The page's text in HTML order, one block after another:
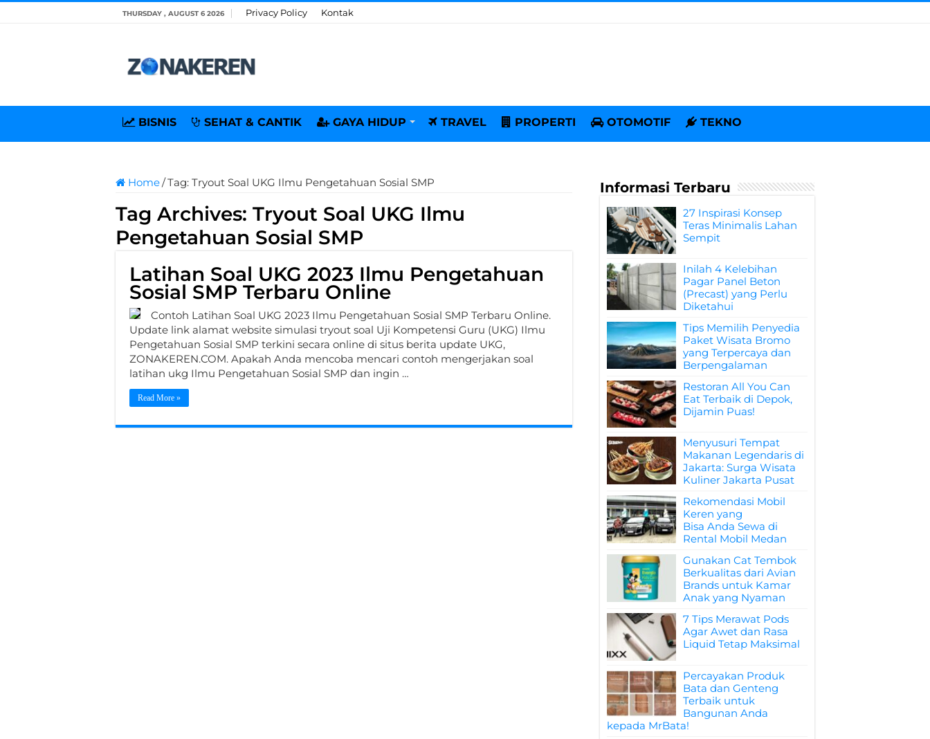
THURSDAY , AUGUST 6 2026 Privacy Policy Kontak
BISNIS SEHAT & CANTIK GAYA HIDUP TRAVEL PROPERTI OTOMOTIF TEKNO
Home/Tag: Tryout Soal UKG Ilmu Pengetahuan Sosial SMP
Tag Archives: Tryout Soal UKG Ilmu
Pengetahuan Sosial SMP
Latihan Soal UKG 2023 Ilmu Pengetahuan
Sosial SMP Terbaru Online
Contoh Latihan Soal UKG 2023 Ilmu Pengetahuan Sosial SMP Terbaru Online.
Update link alamat website simulasi tryout soal Uji Kompetensi Guru (UKG) Ilmu
Pengetahuan Sosial SMP terkini secara online di situs berita update UKG,
ZONAKEREN.COM. Apakah Anda mencoba mencari contoh mengerjakan soal
latihan ukg Ilmu Pengetahuan Sosial SMP dan ingin …
Read More »
Informasi Terbaru
27 Inspirasi Konsep
Teras Minimalis Lahan
Sempit
Inilah 4 Kelebihan
Pagar Panel Beton
(Precast) yang Perlu
Diketahui
Tips Memilih Penyedia
Paket Wisata Bromo
yang Terpercaya dan
Berpengalaman
Restoran All You Can
Eat Terbaik di Depok,
Dijamin Puas!
Menyusuri Tempat
Makanan Legendaris di
Jakarta: Surga Wisata
Kuliner Jakarta Pusat
Rekomendasi Mobil
Keren yang
Bisa Anda Sewa di
Rental Mobil Medan
Gunakan Cat Tembok
Berkualitas dari Avian
Brands untuk Kamar
Anak yang Nyaman
7 Tips Merawat Pods
Agar Awet dan Rasa
Liquid Tetap Maksimal
Percayakan Produk
Bata dan Genteng
Terbaik untuk
Bangunan Anda
kepada MrBata!